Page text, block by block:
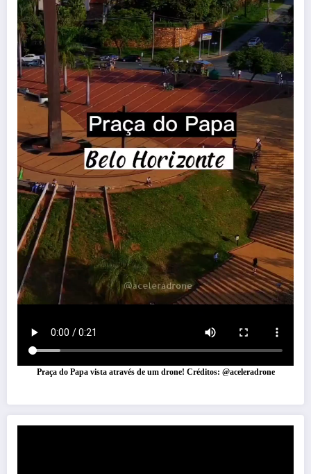
Praça do Papa vista através de um drone! Créditos: @aceleradrone